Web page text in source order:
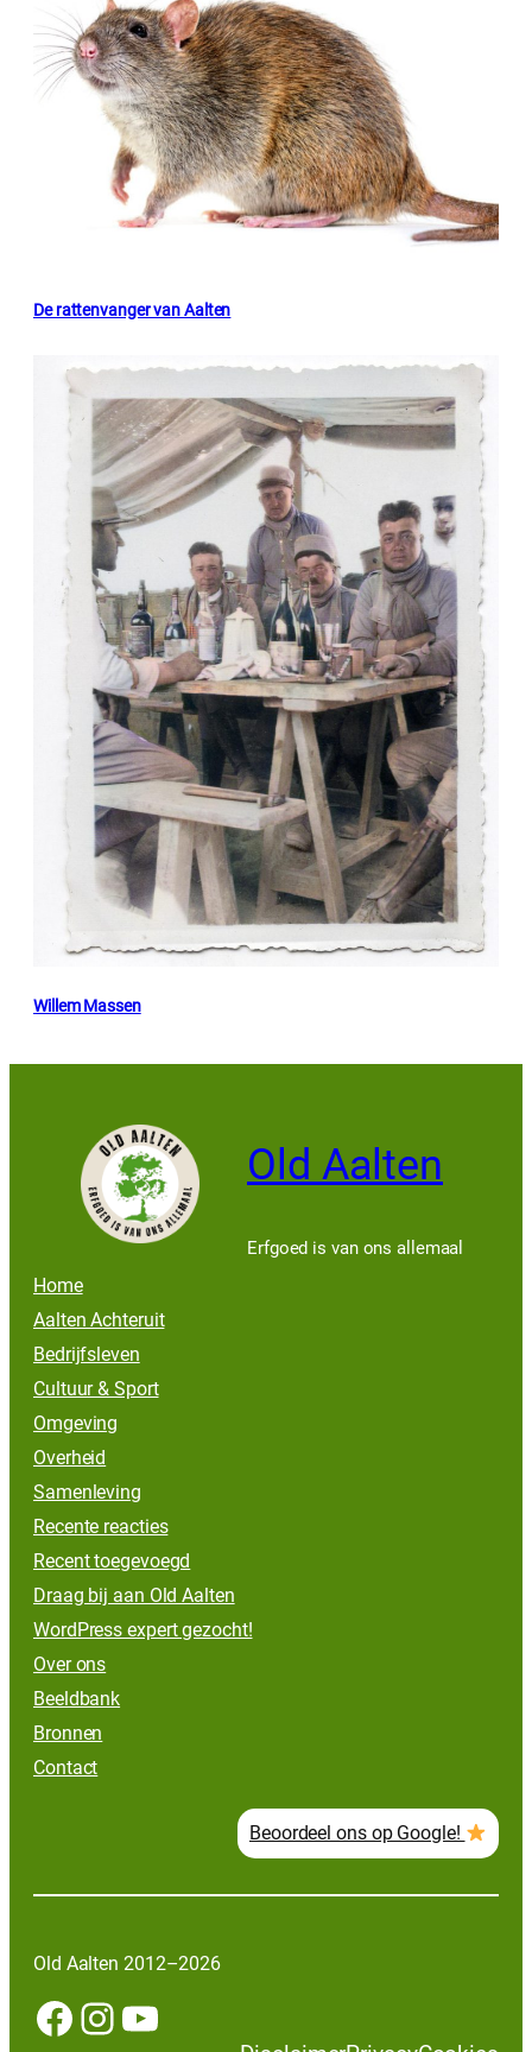
De rattenvanger van Aalten
Willem Massen
Old Aalten
Erfgoed is van ons allemaal
Home
Aalten Achteruit
Bedrijfsleven
Cultuur & Sport
Omgeving
Overheid
Samenleving
Recente reacties
Recent toegevoegd
Draag bij aan Old Aalten
WordPress expert gezocht!
Over ons
Beeldbank
Bronnen
Contact
Beoordeel ons op Google!
Old Aalten 2012–2026
Facebook InstagramYouTube